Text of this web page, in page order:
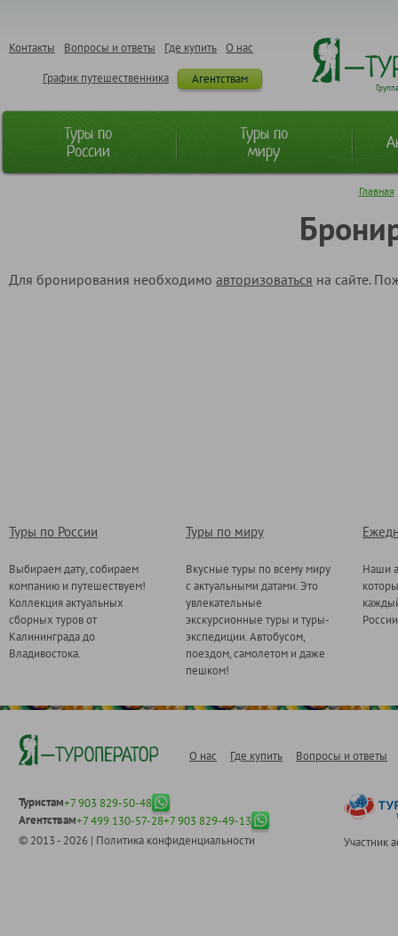
О нас
Где купить
Вопросы и ответы
Контакты
Агентствам
График путешественника
Туры по
России
Туры по
миру
Главная
Для бронирования необходимо авторизоваться на сайте.
Туры по России
Выбираем дату, собираем
компанию и путешествуем!
Коллекция актуальных
сборных туров от
Калининграда до
Владивостока.
Туры по миру
Вкусные туры по всему миру
с актуальными датами. Это
увлекательные
экскурсионные туры и туры-
экспедиции. Автобусом,
поездом, самолетом и даже
пешком!
Наши
О нас Где купить Вопросы и ответы
Туристам+7 903 829-50-48
Агентствам+7 499 130-57-28+7 903 829-49-13
© 2013 - 2026 | Политика конфиденциальности Участник